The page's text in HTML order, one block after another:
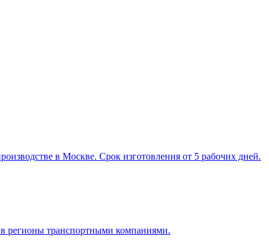
в Москве. Срок изготовления от 5 рабочих дней.
регионы транспортными компаниями.